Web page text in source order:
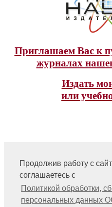
Продолжив работу с
соглашаетесь с
Политикой обработки,
персональных данных
Приглашаем Вас к
журналах
Издать
или
На главную
Контакты, учредитель,
Политика обработки, сбора
ООО «Издательство «Мир науки» \